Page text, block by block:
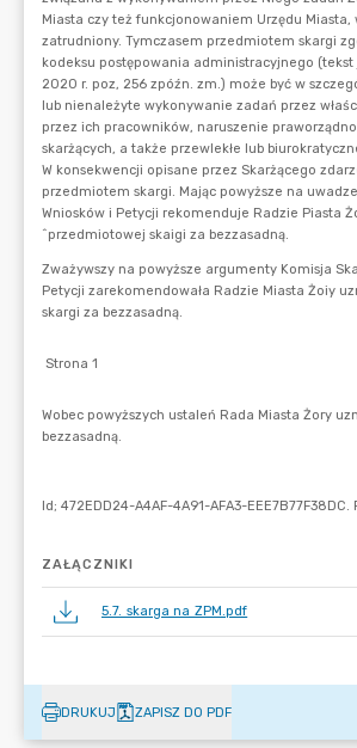
ZAŁĄCZNIKI
5.7. skarga na ZPM.pdf
DRUKUJ ZAPISZ DO PDF